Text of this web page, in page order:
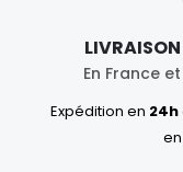
LIVRAISON
En France
Expédition en 24h
en